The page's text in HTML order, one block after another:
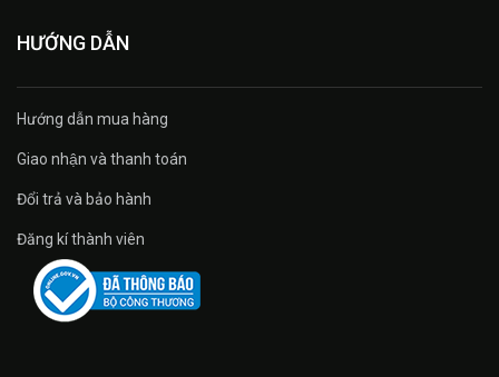
HƯỚNG DẪN
Hướng dẫn mua hàng
Giao nhận và thanh toán
Đổi trả và bảo hành
Đăng kí thành viên